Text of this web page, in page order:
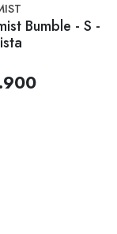
Bumble - S -